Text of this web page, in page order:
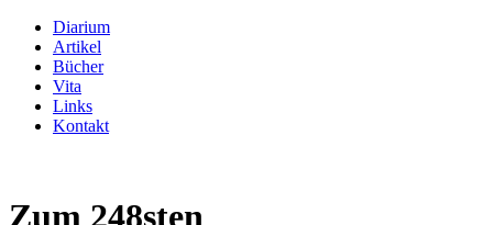
Diarium
Artikel
Bücher
Vita
Links
Kontakt
Zum 248sten